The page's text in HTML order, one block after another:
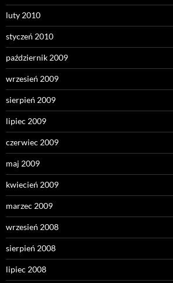
luty 2010
styczeń 2010
październik 2009
wrzesień 2009
sierpień 2009
lipiec 2009
czerwiec 2009
maj 2009
kwiecień 2009
marzec 2009
wrzesień 2008
sierpień 2008
lipiec 2008